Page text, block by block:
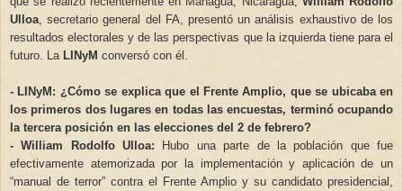
Ulloa , secretario general del FA, presentó un análisis exhaustivo de los
resultados electorales y de las perspectivas que la izquierda tiene para el
futuro. La LINyM conversó con él.
- LINyM: ¿Cómo se explica que el Frente Amplio, que se ubicaba en
los primeros dos lugares en todas las encuestas, terminó ocupando
la tercera posición en las elecciones del 2 de febrero?
- William Rodolfo Ulloa: Hubo una parte de la población que fue
efectivamente atemorizada por la implementación y aplicación de un
“manual de terror” contra el Frente Amplio y su candidato presidencial,